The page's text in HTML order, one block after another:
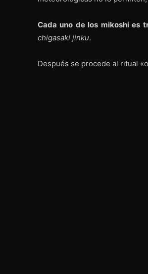
Cada uno de los mikoshi es
chigasaki jinku.
Después se procede al ritual